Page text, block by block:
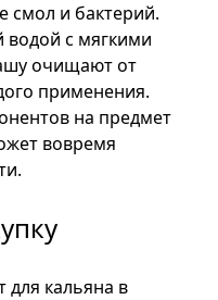
смол и бактерий.
с мягкими
очищают от
применения.
на предмет
вовремя
для кальяна в